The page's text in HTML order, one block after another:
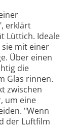
erklärt
Lüttich. Ideale
mit einer
Über einen
die
Glas rinnen.
zwischen
um eine
"Wenn
der Luftfilm